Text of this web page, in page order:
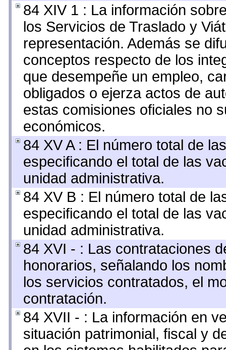
84 XIV 1 : La información
los Servicios de Traslado y
representación. Además se
conceptos respecto de los
que desempeñe un empleo,
obligados o ejerza actos de
estas comisiones oficiales no
económicos.
84 XV A : El número total de
especificando el total de las
unidad administrativa.
84 XV B : El número total de
especificando el total de las
unidad administrativa.
84 XVI - : Las contrataciones
honorarios, señalando los
los servicios contratados, el
contratación.
84 XVII - : La información en
situación patrimonial, fiscal y